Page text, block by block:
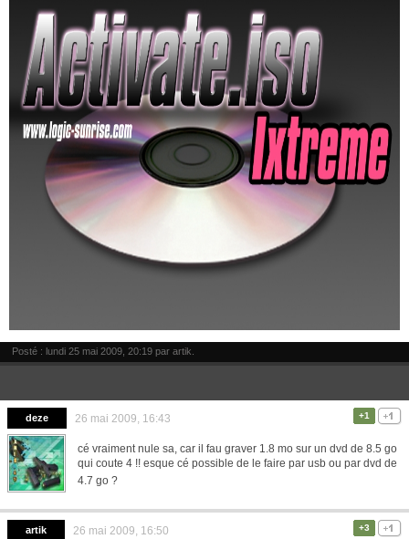
Posté : lundi 25 mai 2009, 20:19 par artik
deze 26 mai 2009, 16:43 +1
cé vraiment nule sa, car il fau graver 1.8 mo sur un dvd de 8.5 go
qui coute 4 !! esque cé possible de le faire par usb ou par dvd de
4.7 go ?
artik 26 mai 2009, 16:50 +3